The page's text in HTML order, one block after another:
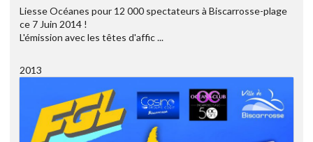
Liesse Océanes pour 12 000 spectateurs à Biscarrosse-plage
ce 7 Juin 2014 !
L'émission avec les têtes d'affic ...
2013